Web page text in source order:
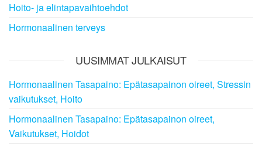
Hoito- ja elintapavaihtoehdot
Hormonaalinen terveys
UUSIMMAT JULKAISUT
Hormonaalinen Tasapaino: Epätasapainon oireet, Stressin
vaikutukset, Hoito
Hormonaalinen Tasapaino: Epätasapainon oireet,
Vaikutukset, Hoidot